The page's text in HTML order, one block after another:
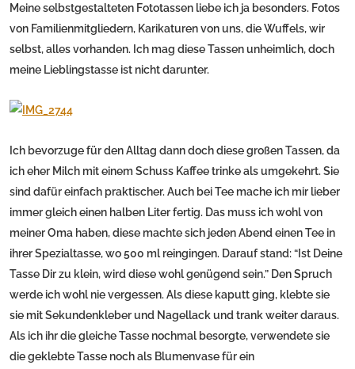
Meine selbstgestalteten Fototassen liebe ich ja besonders. Fotos
von Familienmitgliedern, Karikaturen von uns, die Wuffels, wir
selbst, alles vorhanden. Ich mag diese Tassen unheimlich, doch
meine Lieblingstasse ist nicht darunter.
Ich bevorzuge für den Alltag dann doch diese großen Tassen, da
ich eher Milch mit einem Schuss Kaffee trinke als umgekehrt. Sie
sind dafür einfach praktischer. Auch bei Tee mache ich mir lieber
immer gleich einen halben Liter fertig. Das muss ich wohl von
meiner Oma haben, diese machte sich jeden Abend einen Tee in
ihrer Spezialtasse, wo 500 ml reingingen. Darauf stand: “Ist Deine
Tasse Dir zu klein, wird diese wohl genügend sein.” Den Spruch
werde ich wohl nie vergessen. Als diese kaputt ging, klebte sie
sie mit Sekundenkleber und Nagellack und trank weiter daraus.
Als ich ihr die gleiche Tasse nochmal besorgte, verwendete sie
die geklebte Tasse noch als Blumenvase für ein